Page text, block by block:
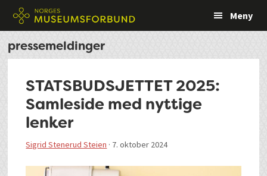
Hopp
primær
menyen
Hopp
hovedinnhold
Hopp
primært
sidefelt
Hopp
bunntekst
Meny
pressemeldinger
STATSBUDSJETTET 2025:
Samleside med nyttige
lenker
Sigrid Stenerud Steien · 7. oktober 2024